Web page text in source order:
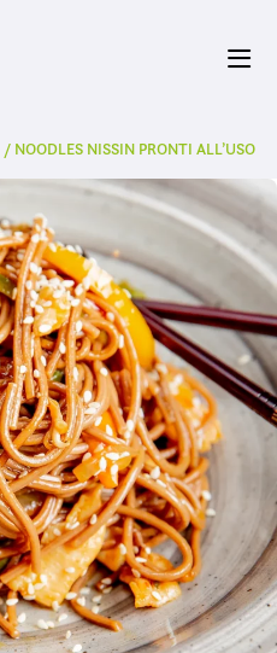
/ NOODLES NISSIN PRONTI ALL’USO